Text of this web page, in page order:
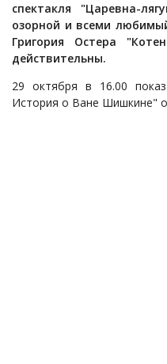
спектакля "Царевна-
озорной и всеми
Григория Остера
действительны.
29 октября в 16.00
История о Ване Шишкине"